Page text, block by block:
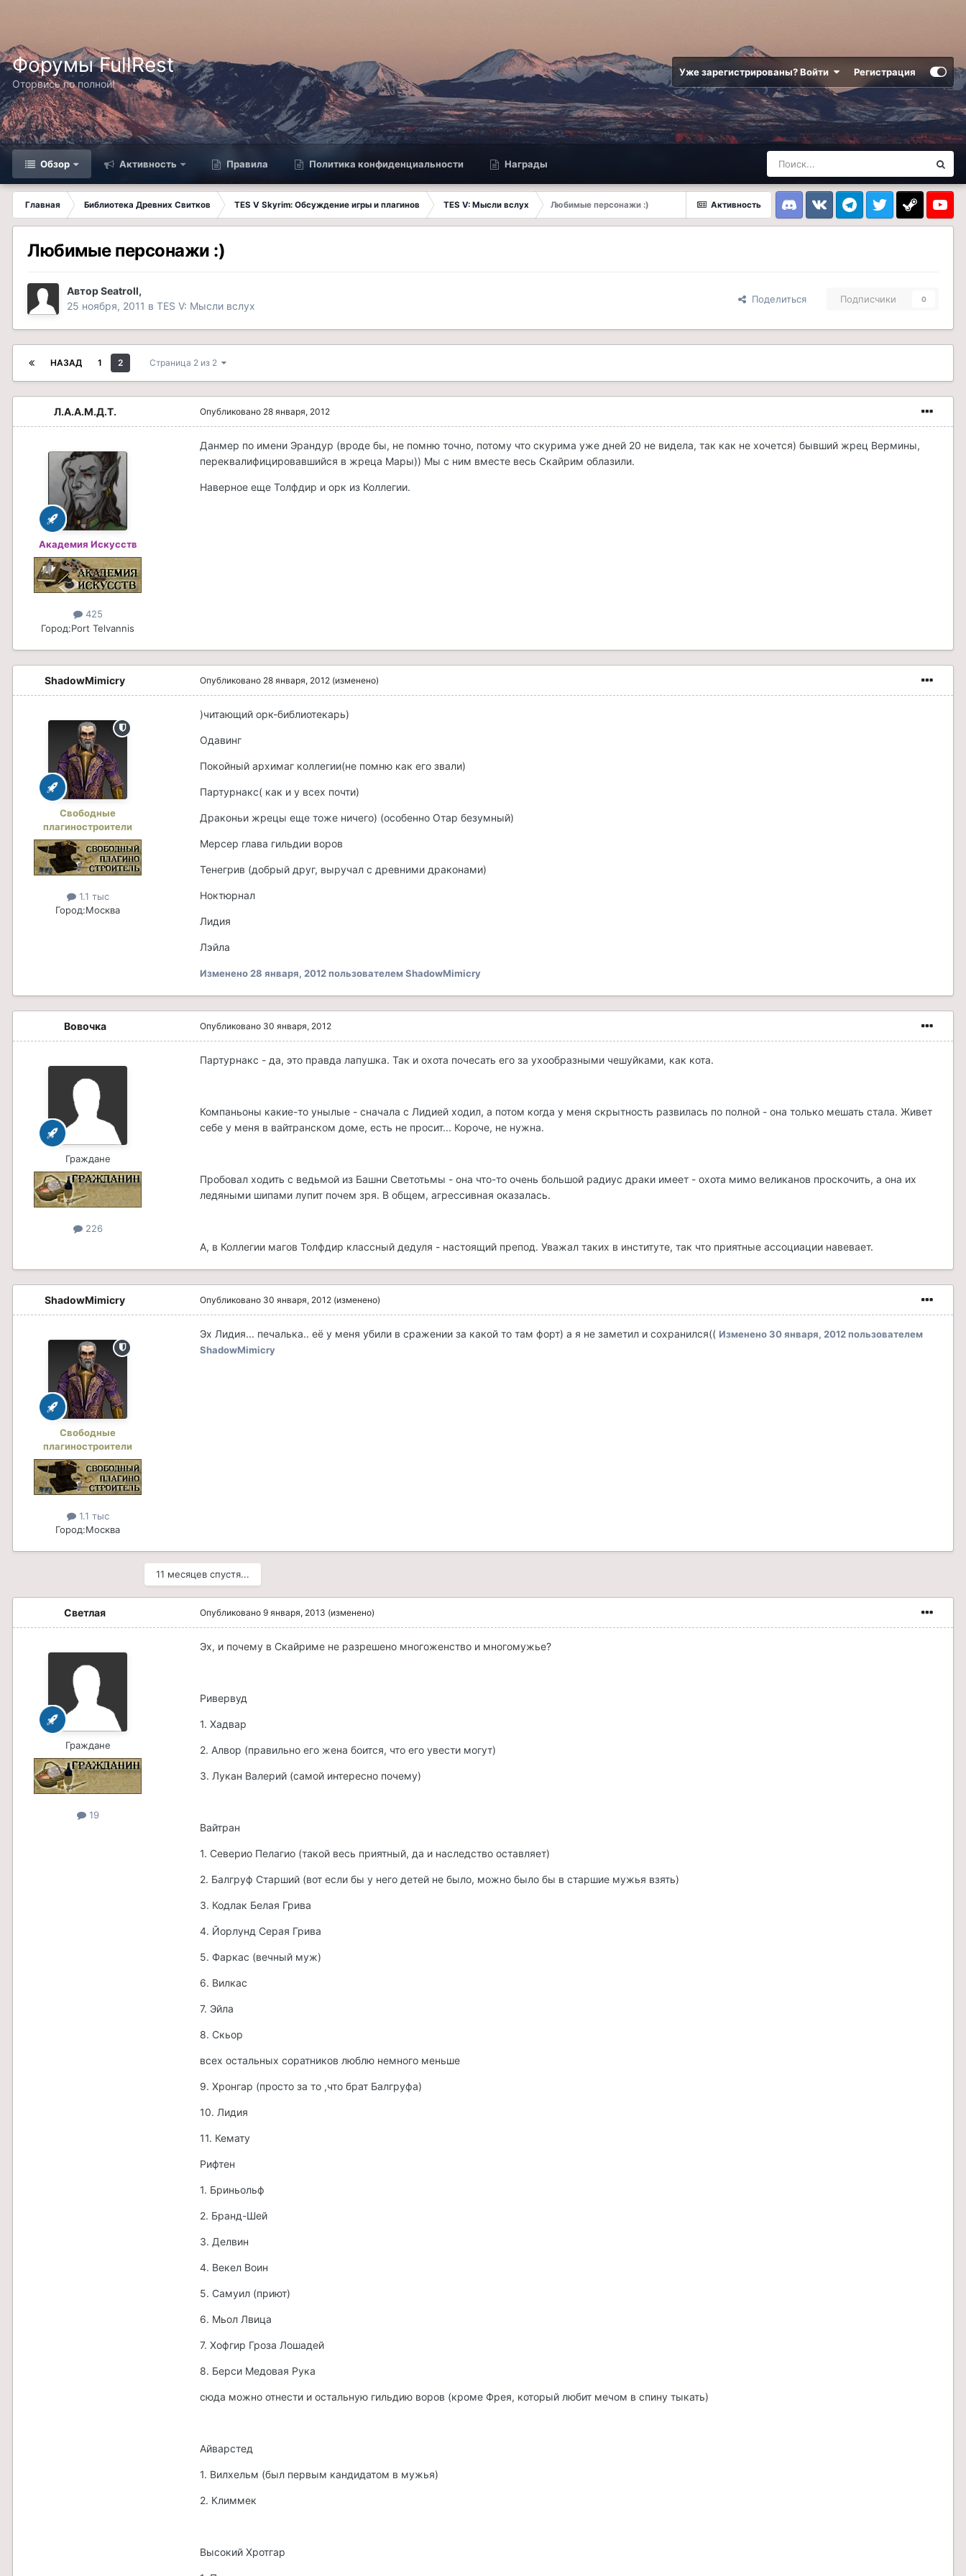
Форумы FullRest
Оторвись по полной!
Уже зарегистрированы? Войти Регистрация
Обзор Активность Правила Политика конфиденциальности Награды
Активность
Главная Библиотека Древних Свитков TES V Skyrim: Обсуждение игры и плагинов TES V: Мысли вслух
Любимые персонажи :)
DiscordVK TelegramTwitter Steam
Любимые персонажи :)
АвторSeatroll,
25 ноября, 2011 в TES V: Мысли вслух
Поделиться Подписчики 0
НАЗАД 1 2 Страница 2 из 2
Л.А.А.М.Д.Т.
Академия Искусств
425
Город:Port Telvannis
Опубликовано 28 января, 2012
Данмер по имени Эрандур (вроде бы, не помню точно, потому что скурима уже дней 20 не видела, так как не хочется) бывший жрец Вермины,
переквалифицировавшийся в жреца Мары)) Мы с ним вместе весь Скайрим облазили.
Наверное еще Толфдир и орк из Коллегии.
ShadowMimicry
Свободные
плагиностроители
1.1 тыс
Город:Москва
Опубликовано 28 января, 2012 (изменено)
)читающий орк-библиотекарь)
Одавинг
Покойный архимаг коллегии(не помню как его звали)
Партурнакс( как и у всех почти)
Драконьи жрецы еще тоже ничего) (особенно Отар безумный)
Мерсер глава гильдии воров
Тенегрив (добрый друг, выручал с древними драконами)
Ноктюрнал
Лидия
Лэйла
Изменено 28 января, 2012пользователем ShadowMimicry
Вовочка
Граждане
226
Опубликовано 30 января, 2012
Партурнакс - да, это правда лапушка. Так и охота почесать его за ухообразными чешуйками, как кота.
Компаньоны какие-то унылые - сначала с Лидией ходил, а потом когда у меня скрытность развилась по полной - она только мешать стала. Живет
себе у меня в вайтранском доме, есть не просит... Короче, не нужна.
Пробовал ходить с ведьмой из Башни Светотьмы - она что-то очень большой радиус драки имеет - охота мимо великанов проскочить, а она их
ледяными шипами лупит почем зря. В общем, агрессивная оказалась.
А, в Коллегии магов Толфдир классный дедуля - настоящий препод. Уважал таких в институте, так что приятные ассоциации навевает.
ShadowMimicry
Свободные
плагиностроители
1.1 тыс
Город:Москва
Опубликовано 30 января, 2012 (изменено)
Эх Лидия... печалька.. её у меня убили в сражении за какой то там форт) а я не заметил и сохранился(( Изменено30 января, 2012пользователем
ShadowMimicry
11 месяцев спустя...
Светлая
Граждане
19
Опубликовано 9 января, 2013 (изменено)
Эх, и почему в Скайриме не разрешено многоженство и многомужье?
Ривервуд
1. Хадвар
2. Алвор (правильно его жена боится, что его увести могут)
3. Лукан Валерий (самой интересно почему)
Вайтран
1. Северио Пелагио (такой весь приятный, да и наследство оставляет)
2. Балгруф Старший (вот если бы у него детей не было, можно было бы в старшие мужья взять)
3. Кодлак Белая Грива
4. Йорлунд Серая Грива
5. Фаркас (вечный муж)
6. Вилкас
7. Эйла
8. Скьор
всех остальных соратников люблю немного меньше
9. Хронгар (просто за то ,что брат Балгруфа)
10. Лидия
11. Кемату
Рифтен
1. Бриньольф
2. Бранд-Шей
3. Делвин
4. Векел Воин
5. Самуил (приют)
6. Мьол Лвица
7. Хофгир Гроза Лошадей
8. Берси Медовая Рука
сюда можно отнести и остальную гильдию воров (кроме Фрея, который любит мечом в спину тыкать)
Айварстед
1. Вилхельм (был первым кандидатом в мужья)
2. Климмек
Высокий Хротгар